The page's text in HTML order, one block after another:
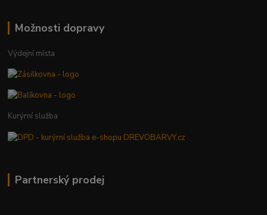
Možnosti dopravy
Výdejní místa
Kurýrní služba
Partnerský prodej